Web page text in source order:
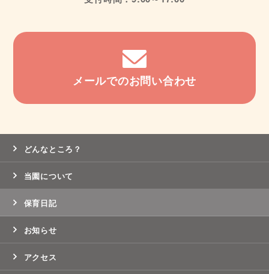
メールでのお問い合わせ
どんなところ？
当園について
保育日記
お知らせ
アクセス